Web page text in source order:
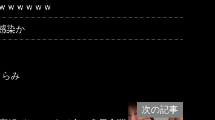
ｗｗｗｗｗ
染か
み